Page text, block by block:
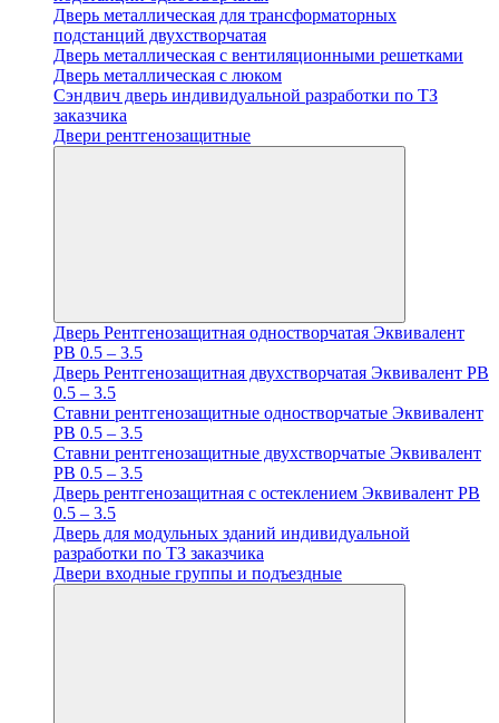
Дверь металлическая для трансформаторных
подстанций двухстворчатая
Дверь металлическая с вентиляционными решетками
Дверь металлическая с люком
Cэндвич дверь индивидуальной разработки по ТЗ
заказчика
Двери рентгенозащитные
Дверь Рентгенозащитная одностворчатая Эквивалент
PB 0.5 – 3.5
Дверь Рентгенозащитная двухстворчатая Эквивалент PB
0.5 – 3.5
Ставни рентгенозащитные одностворчатые Эквивалент
PB 0.5 – 3.5
Ставни рентгенозащитные двухстворчатые Эквивалент
PB 0.5 – 3.5
Дверь рентгенозащитная с остеклением Эквивалент PB
0.5 – 3.5
Дверь для модульных зданий индивидуальной
разработки по ТЗ заказчика
Двери входные группы и подъездные